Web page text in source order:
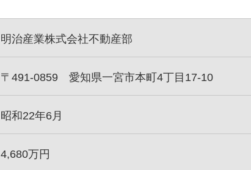
明治産業株式会社不動産部
〒491-0859 愛知県一宮市本町4丁目17-10
昭和22年6月
4,680万円